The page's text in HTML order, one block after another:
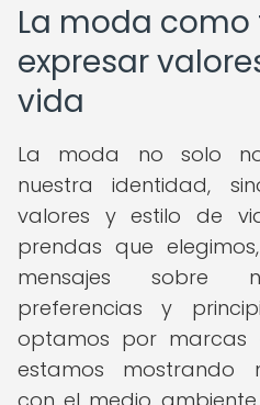
La moda
expresar
vida
La moda no solo
nuestra identidad,
valores y estilo de
prendas que
mensajes sobre
preferencias y
optamos por marcas
estamos mostrando